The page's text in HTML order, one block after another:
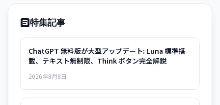
特集記事
ChatGPT 無料版が大型アップデート: Luna 標準搭
載、テキスト無制限、Think ボタン完全解説
2026年8月8日